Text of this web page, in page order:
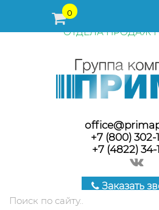
0
ПЕРЕД ОФОРМЛЕНИЕМ
ПОСТАВКИ ТОВАРА
ОТДЕЛА ПРОДАЖ
+7 (800) 302-
+7 (4822) 34-
Заказать